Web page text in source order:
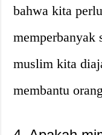
bahwa kita
memperbanyak
muslim kita
membantu